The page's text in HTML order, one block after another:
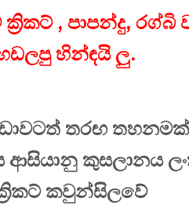
, පාපන්දු, රග්බි
හින්ඳයි ලු.
තරඟ
කුසලානය
කවුන්සිලවේ